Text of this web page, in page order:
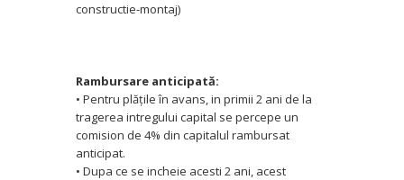
constructie-montaj)
Rambursare anticipată:
• Pentru plăţile în avans, in primii 2 ani de la
tragerea intregului capital se percepe un
comision de 4% din capitalul rambursat
anticipat.
• Dupa ce se incheie acesti 2 ani, acest